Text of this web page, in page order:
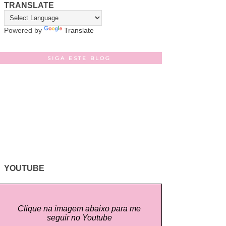
TRANSLATE
Powered by Translate
SIGA ESTE BLOG
YOUTUBE
Clique na imagem abaixo para me
seguir no Youtube